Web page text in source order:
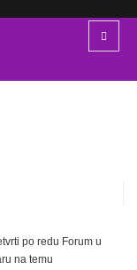
po redu Forum u
na temu